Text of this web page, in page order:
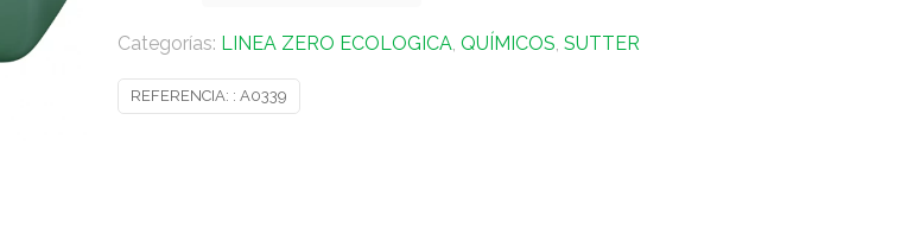
Categorías: LINEA ZERO ECOLOGICA QUÍMICOS SUTTER
REFERENCIA: : A0339